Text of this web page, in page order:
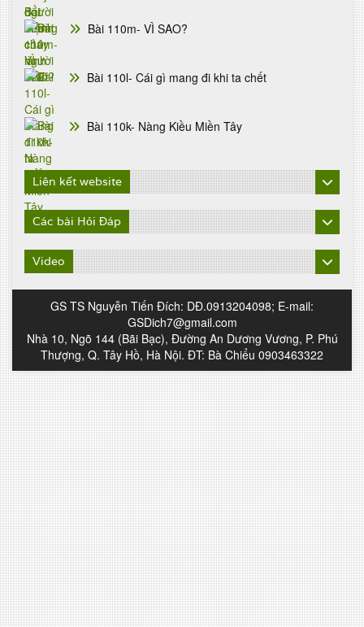
Bài 110m- VÌ SAO?
Bài 110l- Cái gì mang đi khi ta chết
Bài 110k- Nàng Kiều Miền Tây
Liên kết website
Các bài Hỏi Đáp
Video
GS TS Nguyễn Tiến Đích: DĐ.0913204098; E-mail:
GSDich7@gmail.com
Nhà 10, Ngõ 144 (Bãi Bạc), Đường An Dương Vương, P. Phú
Thượng, Q. Tây Hồ, Hà Nội. ĐT: Bà Chiểu 0903463322